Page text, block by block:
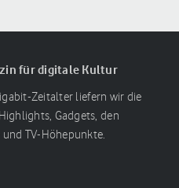
für digitale Kultur
Zeitalter liefern wir die
Gadgets, den
TV-Höhepunkte.